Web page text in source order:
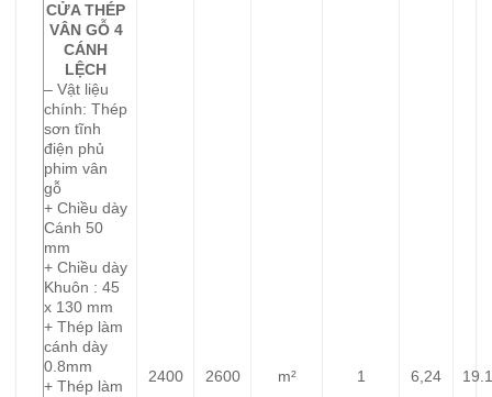
CỬA THÉP
VÂN GỖ 4
CÁNH
LỆCH
– Vật liệu
chính: Thép
sơn tĩnh
điện phủ
phim vân
gỗ
+ Chiều dày
Cánh 50
mm
+ Chiều dày
Khuôn : 45
x 130 mm
+ Thép làm
cánh dày
0.8mm
+ Thép làm
2400 2600 m² 1 6,24